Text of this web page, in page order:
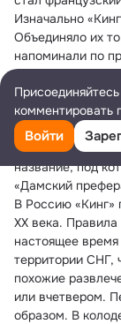
Изначально
Объединяло их
напоминали по
дальнейшем
Так почему игра
Самая важная
называют
взять эту карту,
название, под
«Дамский
В Россию «Кинг»
XX века.
настоящее
территории СНГ,
похожие
или вчетвером.
образом. В
комментировать
Войти